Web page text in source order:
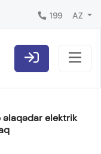
199 AZ
əlaqədar elektrik